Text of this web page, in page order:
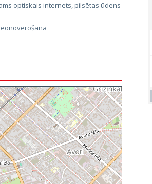
optiskais internets, pilsētas ūdens